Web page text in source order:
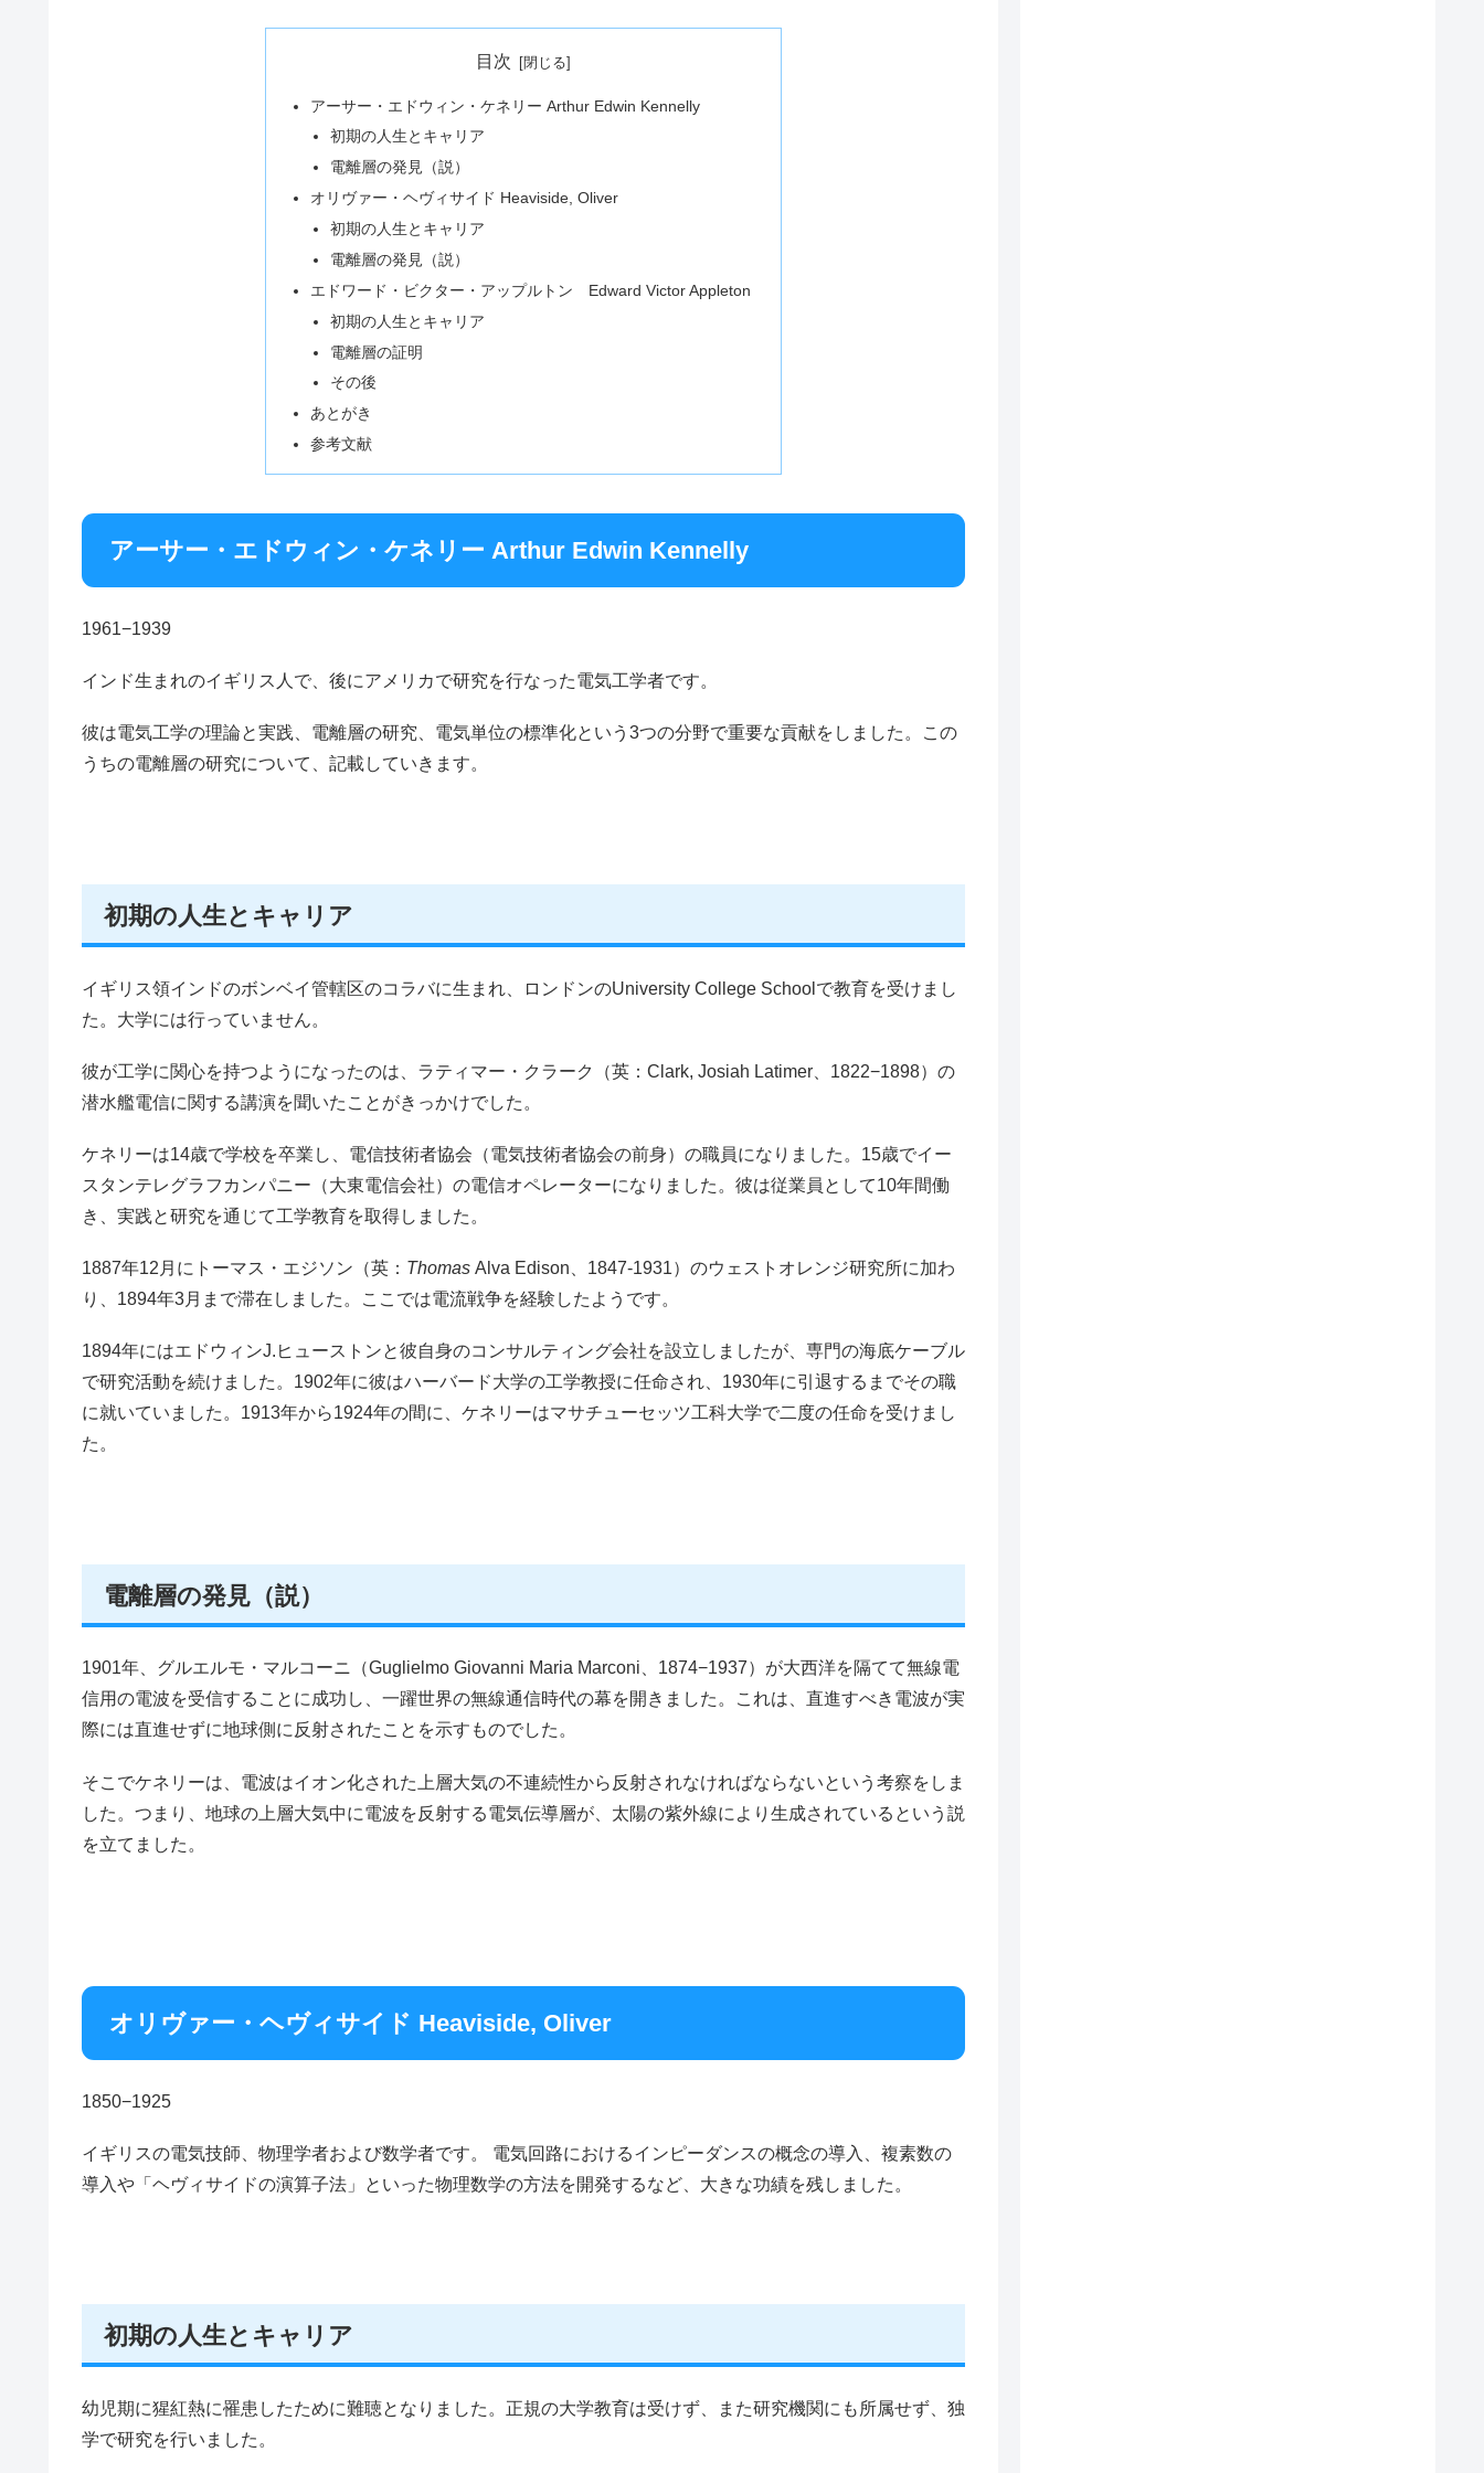
目次
アーサー・エドウィン・ケネリー Arthur Edwin Kennelly
初期の人生とキャリア
電離層の発見（説）
オリヴァー・ヘヴィサイド Heaviside, Oliver
初期の人生とキャリア
電離層の発見（説）
エドワード・ビクター・アップルトン Edward Victor Appleton
初期の人生とキャリア
電離層の証明
その後
あとがき
参考文献
アーサー・エドウィン・ケネリー Arthur Edwin Kennelly
1961−1939
インド生まれのイギリス人で、後にアメリカで研究を行なった電気工学者です。
彼は電気工学の理論と実践、電離層の研究、電気単位の標準化という3つの分野で重要な貢献をしました。この
うちの電離層の研究について、記載していきます。
初期の人生とキャリア
イギリス領インドのボンベイ管轄区のコラバに生まれ、ロンドンのUniversity College Schoolで教育を受けまし
た。大学には行っていません。
彼が工学に関心を持つようになったのは、ラティマー・クラーク（英：Clark, Josiah Latimer、1822−1898）の
潜水艦電信に関する講演を聞いたことがきっかけでした。
ケネリーは14歳で学校を卒業し、電信技術者協会（電気技術者協会の前身）の職員になりました。15歳でイー
スタンテレグラフカンパニー（大東電信会社）の電信オペレーターになりました。彼は従業員として10年間働
き、実践と研究を通じて工学教育を取得しました。
1887年12月にトーマス・エジソン（英： Thomas Alva Edison、1847-1931）のウェストオレンジ研究所に加わ
り、1894年3月まで滞在しました。ここでは電流戦争を経験したようです。
1894年にはエドウィンJ.ヒューストンと彼自身のコンサルティング会社を設立しましたが、専門の海底ケーブル
で研究活動を続けました。1902年に彼はハーバード大学の工学教授に任命され、1930年に引退するまでその職
に就いていました。1913年から1924年の間に、ケネリーはマサチューセッツ工科大学で二度の任命を受けまし
た。
電離層の発見（説）
1901年、グルエルモ・マルコーニ（Guglielmo Giovanni Maria Marconi、1874−1937）が大西洋を隔てて無線電
信用の電波を受信することに成功し、一躍世界の無線通信時代の幕を開きました。これは、直進すべき電波が実
際には直進せずに地球側に反射されたことを示すものでした。
そこでケネリーは、電波はイオン化された上層大気の不連続性から反射されなければならないという考察をしま
した。つまり、地球の上層大気中に電波を反射する電気伝導層が、太陽の紫外線により生成されているという説
を立てました。
オリヴァー・ヘヴィサイド Heaviside, Oliver
1850−1925
イギリスの電気技師、物理学者および数学者です。 電気回路におけるインピーダンスの概念の導入、複素数の
導入や「ヘヴィサイドの演算子法」といった物理数学の方法を開発するなど、大きな功績を残しました。
初期の人生とキャリア
幼児期に猩紅熱に罹患したために難聴となりました。正規の大学教育は受けず、また研究機関にも所属せず、独
学で研究を行いました。